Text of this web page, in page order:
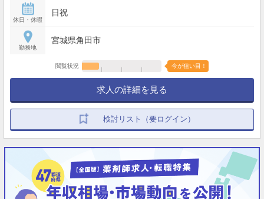
休日・休暇
日祝
勤務地
宮城県角田市
閲覧状況 今が狙い目！
求人の詳細を見る
検討リスト（要ログイン）